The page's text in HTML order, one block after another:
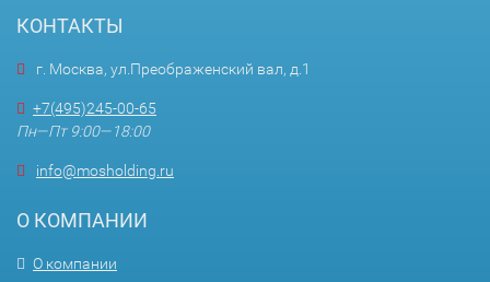
КОНТАКТЫ
г. Москва, ул.Преображенский вал, д.1
+7(495)245-00-65
Пн—Пт 9:00—18:00
info@mosholding.ru
О КОМПАНИИ
О компании